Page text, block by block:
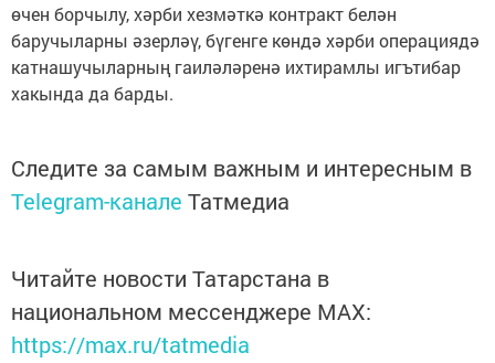
өчен борчылу, хәрби хезмәткә контракт белән
баручыларны әзерләү, бүгенге көндә хәрби операциядә
катнашучыларның гаиләләренә ихтирамлы игътибар
хакында да барды.
Следите за самым важным и интересным в
Telegram-канале Татмедиа
Читайте новости Татарстана в
национальном мессенджере MАХ:
https://max.ru/tatmedia